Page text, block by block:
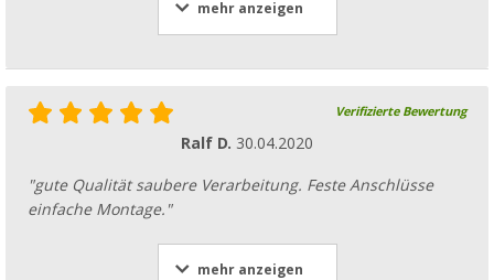
mehr anzeigen
Verifizierte Bewertung
Ralf D. 30.04.2020
"gute Qualität saubere Verarbeitung. Feste Anschlüsse
einfache Montage."
mehr anzeigen